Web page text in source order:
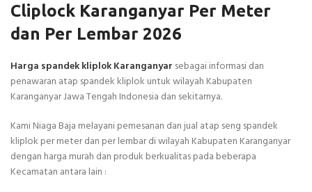
Cliplock Karanganyar Per Meter
dan Per Lembar 2026
Harga spandek kliplok Karanganyar sebagai informasi dan
penawaran atap spandek kliplok untuk wilayah Kabupaten
Karanganyar Jawa Tengah Indonesia dan sekitarnya.
Kami Niaga Baja melayani pemesanan dan jual atap seng spandek
kliplok per meter dan per lembar di wilayah Kabupaten Karanganyar
dengan harga murah dan produk berkualitas pada beberapa
Kecamatan antara lain :